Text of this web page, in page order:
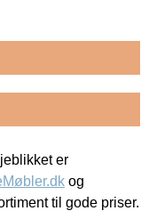
er
og
til gode priser.